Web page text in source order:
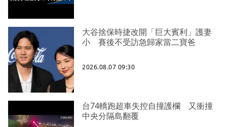
大谷捨保時捷改開「巨大賓利」護妻
小 賽後不受訪急歸家當二寶爸
2026.08.07 09:30
台74轎跑超車失控自撞護欄 又衝撞
中央分隔島翻覆